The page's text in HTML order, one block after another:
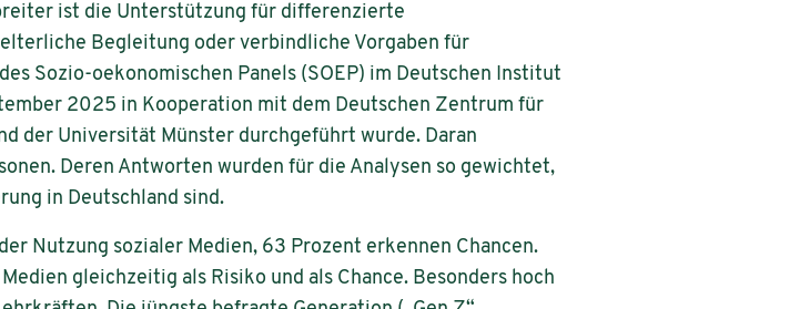
ist die Unterstützung für differenzierte
Begleitung oder verbindliche Vorgaben für
Sozio-oekonomischen Panels (SOEP) im Deutschen Institut
2025 in Kooperation mit dem Deutschen Zentrum für
der Universität Münster durchgeführt wurde. Daran
Deren Antworten wurden für die Analysen so gewichtet,
in Deutschland sind.
Nutzung sozialer Medien, 63 Prozent erkennen Chancen.
gleichzeitig als Risiko und als Chance. Besonders hoch